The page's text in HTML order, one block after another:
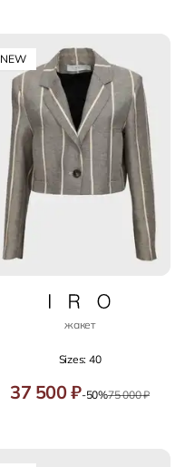
NEW
жакет
Sizes: 40
37 500 ₽-50%75 000 ₽